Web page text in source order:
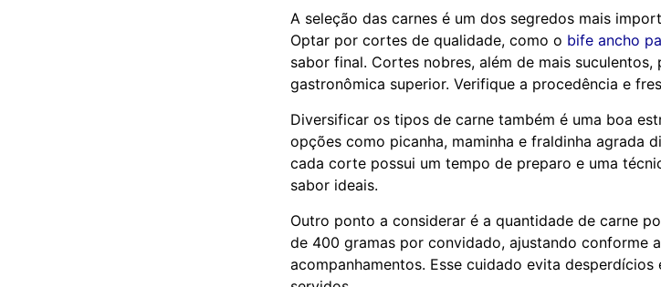
A seleção das carnes é um dos segredos mais
Optar por cortes de qualidade, como o bife ancho
sabor final. Cortes nobres, além de mais
gastronômica superior. Verifique a procedência e
Diversificar os tipos de carne também é uma boa
opções como picanha, maminha e fraldinha agrada
cada corte possui um tempo de preparo e uma
sabor ideais.
Outro ponto a considerar é a quantidade de carne
de 400 gramas por convidado, ajustando conforme
acompanhamentos. Esse cuidado evita